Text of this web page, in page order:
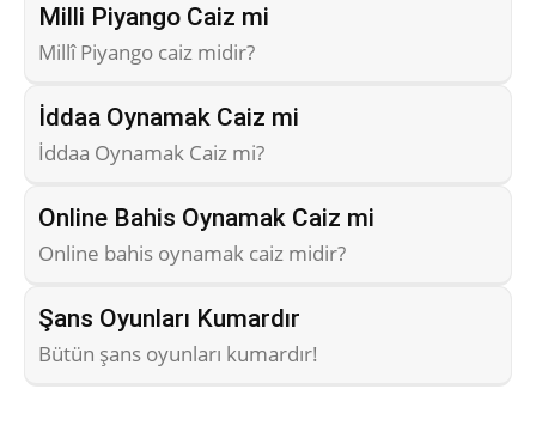
Milli Piyango Caiz mi
Millî Piyango caiz midir?
İddaa Oynamak Caiz mi
İddaa Oynamak Caiz mi?
Online Bahis Oynamak Caiz mi
Online bahis oynamak caiz midir?
Şans Oyunları Kumardır
Bütün şans oyunları kumardır!